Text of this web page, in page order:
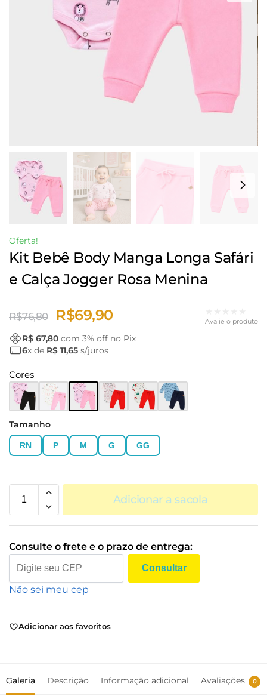
Oferta!
Kit Bebê Body Manga Longa Safári
e Calça Jogger Rosa Menina
R$76,80 R$69,90 Avalie o produto
R$ 67,80 com 3% off no Pix
6x de R$ 11,65 s/juros
Cores
Tamanho
RN P M G GG
Adicionar a sacola
Consulte o frete e o prazo de entrega:
Consultar
Não sei meu cep
Adicionar aos favoritos
Galeria Descrição Informação adicional Avaliações 0